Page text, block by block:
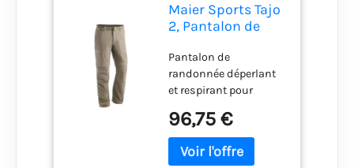
Maier Sports Tajo
2, Pantalon de
Déperlant
Homme
Pantalon de
randonnée déperlant
et respirant pour
plein air comme le
trekking et la
randonnée ou pour la
96,75 €